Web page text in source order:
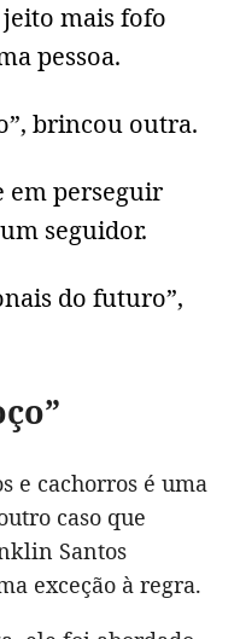
mais fofo
pessoa.
brincou outra.
em perseguir
seguidor.
do futuro”,
e cachorros é uma
caso que
Santos
exceção à regra.